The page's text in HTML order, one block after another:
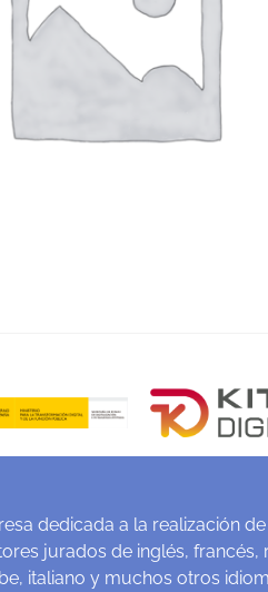
dedicada a la realización
jurados de inglés,
italiano y muchos otros